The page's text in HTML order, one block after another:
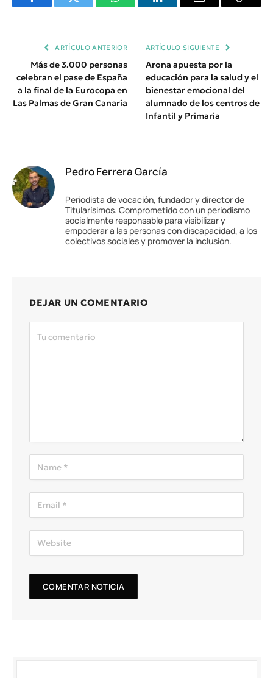
FacebookTwitter WhatsAppLinkedInEmail
Copiar
ARTÍCULO ANTERIOR
Más de 3.000 personas
celebran el pase de España
a la final de la Eurocopa en
Las Palmas de Gran Canaria
ARTÍCULO SIGUIENTE
Arona apuesta por la
educación para la salud y el
bienestar emocional del
alumnado de los centros de
Infantil y Primaria
Pedro Ferrera García
Periodista de vocación, fundador y director de
Titularísimos. Comprometido con un periodismo
socialmente responsable para visibilizar y
empoderar a las personas con discapacidad, a los
colectivos sociales y promover la inclusión.
DEJAR UN COMENTARIO